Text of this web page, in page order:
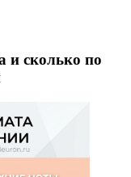
и сколько по